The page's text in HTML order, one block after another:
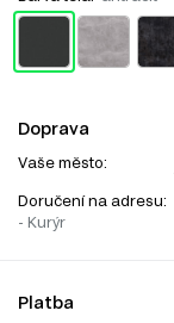
Doprava
Vaše město:
Doručení na adresu:
- Kurýr
Platba